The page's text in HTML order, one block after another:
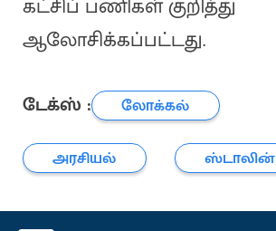
கட்சிப் பணிகள் குறித்து
ஆலோசிக்கப்பட்டது.
டேக்ஸ் :
லோக்கல்
அரசியல்
ஸ்டாலின்